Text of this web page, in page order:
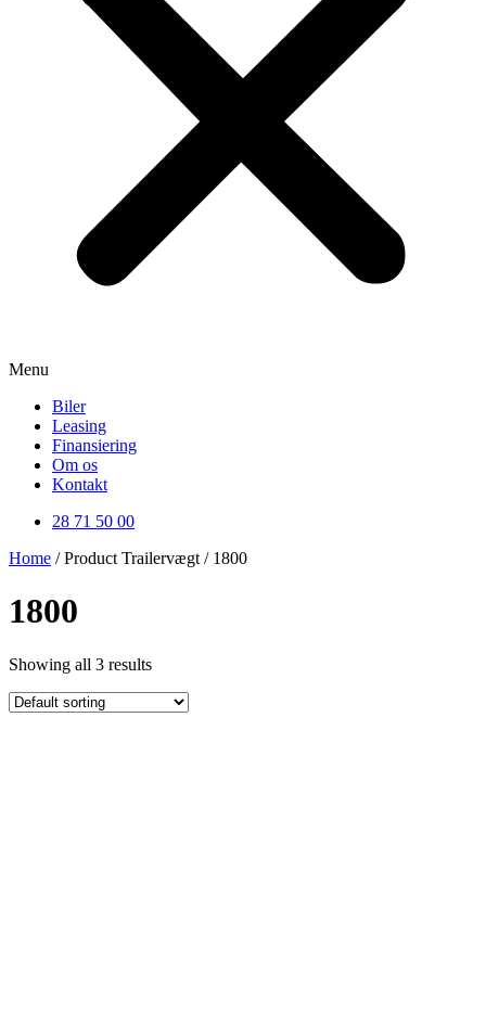
Menu
Biler
Leasing
Finansiering
Om os
Kontakt
28 71 50 00
Home / Product Trailervægt / 1800
1800
Showing all 3 results